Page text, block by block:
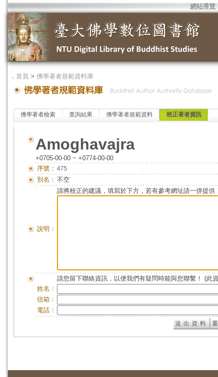
網站導覽
． 首頁 > 佛學著者規範資料庫
佛學著者檢索 查詢結果 佛學著者規範資料 校正著者資訊
Amoghavajra
+0705-00-00 ~ +0774-00-00
序號： 475
別名： 不空
說明：
請將校正的建議，填寫於下方，若有參考網址請一併提供
請您留下聯絡資訊，以便我們有疑問時能與您聯繫！ (此
姓名：
信箱：
電話：